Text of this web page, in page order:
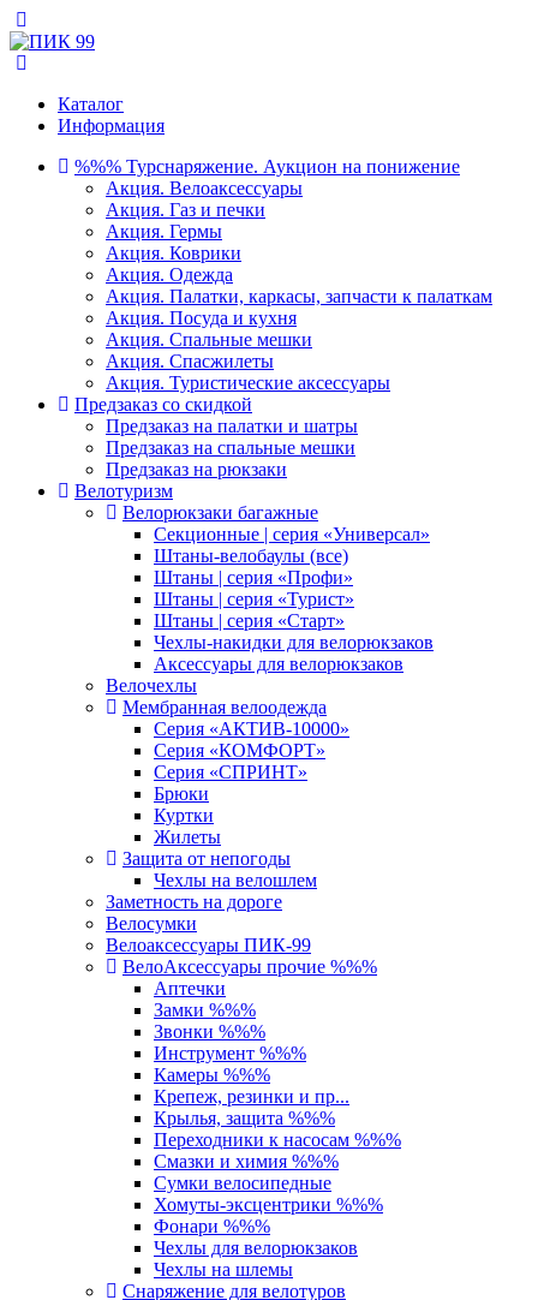
Каталог
Информация
%%% Турснаряжение. Аукцион на понижение
Акция. Велоаксессуары
Акция. Газ и печки
Акция. Гермы
Акция. Коврики
Акция. Одежда
Акция. Палатки, каркасы, запчасти к палаткам
Акция. Посуда и кухня
Акция. Спальные мешки
Акция. Спасжилеты
Акция. Туристические аксессуары
Предзаказ со скидкой
Предзаказ на палатки и шатры
Предзаказ на спальные мешки
Предзаказ на рюкзаки
Велотуризм
Велорюкзаки багажные
Секционные | серия «Универсал»
Штаны-велобаулы (все)
Штаны | серия «Профи»
Штаны | серия «Турист»
Штаны | серия «Старт»
Чехлы-накидки для велорюкзаков
Аксессуары для велорюкзаков
Велочехлы
Мембранная велоодежда
Серия «АКТИВ-10000»
Серия «КОМФОРТ»
Серия «СПРИНТ»
Брюки
Куртки
Жилеты
Защита от непогоды
Чехлы на велошлем
Заметность на дороге
Велосумки
Велоаксессуары ПИК-99
ВелоАксессуары прочие %%%
Аптечки
Замки %%%
Звонки %%%
Инструмент %%%
Камеры %%%
Крепеж, резинки и пр...
Крылья, защита %%%
Переходники к насосам %%%
Смазки и химия %%%
Сумки велосипедные
Хомуты-эксцентрики %%%
Фонари %%%
Чехлы для велорюкзаков
Чехлы на шлемы
Снаряжение для велотуров